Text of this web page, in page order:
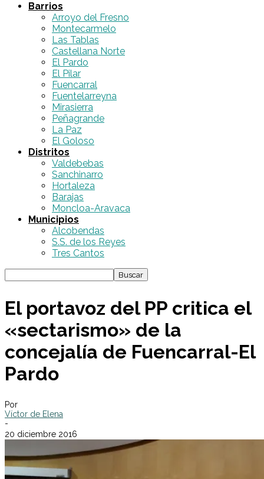
Barrios
Arroyo del Fresno
Montecarmelo
Las Tablas
Castellana Norte
El Pardo
El Pilar
Fuencarral
Fuentelarreyna
Mirasierra
Peñagrande
La Paz
El Goloso
Distritos
Valdebebas
Sanchinarro
Hortaleza
Barajas
Moncloa-Aravaca
Municipios
Alcobendas
S.S. de los Reyes
Tres Cantos
El portavoz del PP critica el
«sectarismo» de la
concejalía de Fuencarral-El
Pardo
Por
Víctor de Elena
-
20 diciembre 2016